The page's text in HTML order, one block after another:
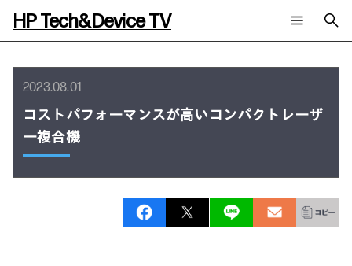
HP Tech&Device TV
全てのコンテンツ
AIの進化と活用事例
製品トレンド & レビュー
サイバーセキュリティ
AI PC
AIワークステーション
Poly
ご相談
日本HP 公式Webサイト
2023.08.01
コストパフォーマンスが高いコンパクトレーザ
ー複合機